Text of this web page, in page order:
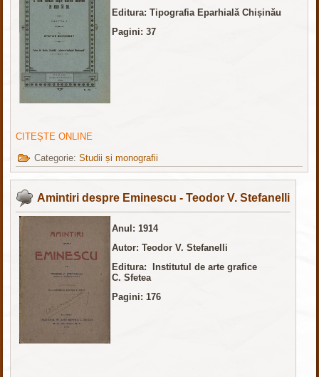
Editura: Tipografia Eparhială Chișinău
Pagini: 37
CITEȘTE ONLINE
Categorie:Studii și monografii
Amintiri despre Eminescu - Teodor V. Stefanelli
Anul: 1914
Autor: Teodor V. Stefanelli
Editura: Institutul de arte grafice
C. Sfetea
Pagini: 176